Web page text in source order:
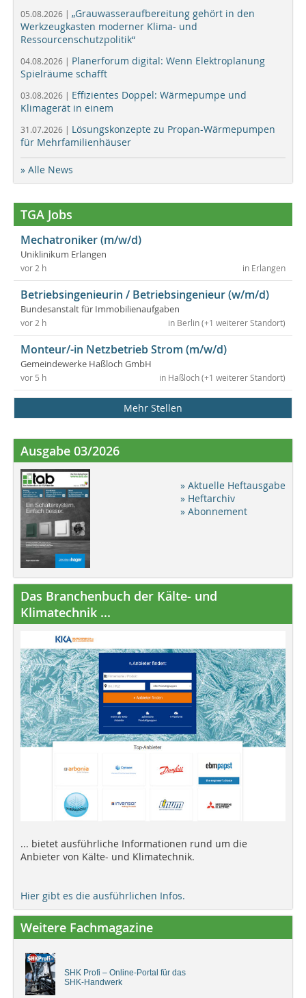
05.08.2026 | „Grauwasseraufbereitung gehört in den
Werkzeugkasten moderner Klima- und
Ressourcenschutzpolitik“
04.08.2026 | Planerforum digital: Wenn Elektroplanung
Spielräume schafft
03.08.2026 | Effizientes Doppel: Wärmepumpe und
Klimagerät in einem
31.07.2026 | Lösungskonzepte zu Propan-Wärmepumpen
für Mehrfamilienhäuser
» Alle News
TGA Jobs
Mechatroniker (m/w/d)
Uniklinikum Erlangen
in Erlangen
vor 2 h
Betriebsingenieurin / Betriebsingenieur (w/m/d)
Bundesanstalt für Immobilienaufgaben
in Berlin (+1 weiterer Standort)
vor 2 h
Monteur/-in Netzbetrieb Strom (m/w/d)
Gemeindewerke Haßloch GmbH
in Haßloch (+1 weiterer Standort)
vor 5 h
Mehr Stellen
Ausgabe 03/2026
» Aktuelle Heftausgabe
» Heftarchiv
» Abonnement
Das Branchenbuch der Kälte- und
Klimatechnik ...
... bietet ausführliche Informationen rund um die
Anbieter von Kälte- und Klimatechnik.
Hier gibt es die ausführlichen Infos.
Weitere Fachmagazine
SHK Profi – Online-Portal für das
SHK-Handwerk